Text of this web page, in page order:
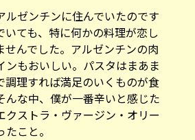
ルゼンチンに住んでいたのです
いても、特に何かの料理が恋し
せんでした。アルゼンチンの肉
ンもおいしい。パスタはまあま
調理すれば満足のいくものが食
んな中、僕が一番辛いと感じた
クストラ・ヴァージン・オリー
こと。